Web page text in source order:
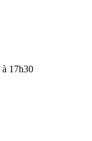
17h30